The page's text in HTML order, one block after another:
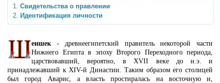
Свидетельства о правлении
Идентификация личности
еншек - древнеегипетский правитель некоторой части
Нижнего Египта в эпоху Второго Переходного периода,
царствовавший, вероятно, в XVII веке до н.э. и
принадлежавший к XIV-й Династии. Таким образом его столицей
был город Аварис, а власть простиралась на восточную и,